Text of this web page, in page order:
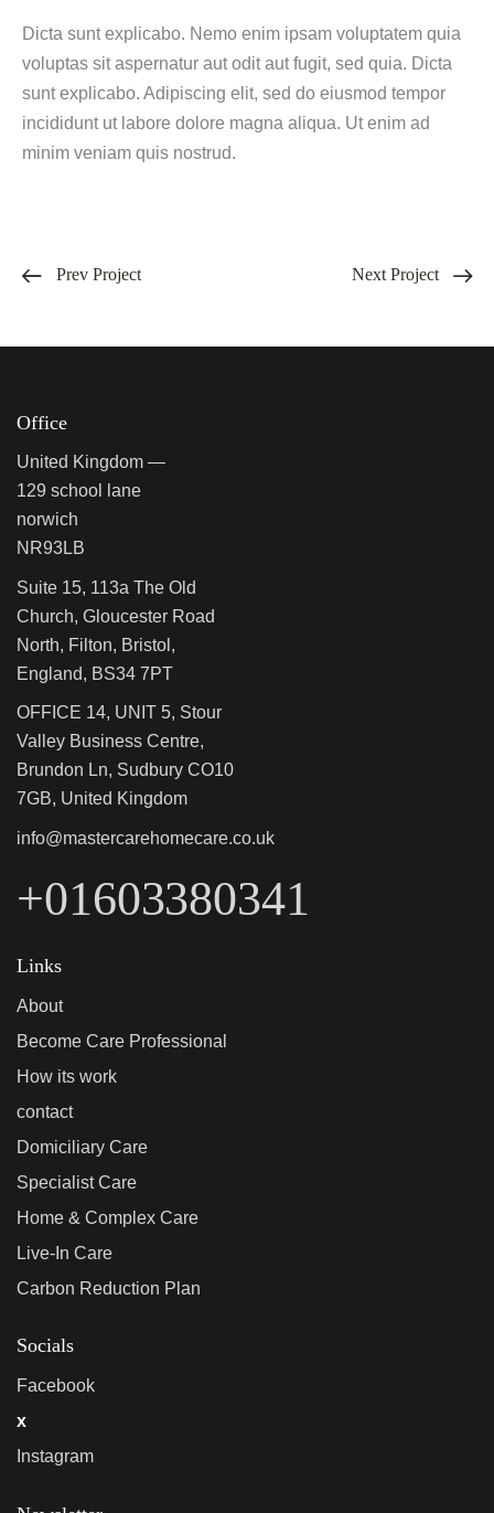
Dicta sunt explicabo. Nemo enim ipsam voluptatem quia
voluptas sit aspernatur aut odit aut fugit, sed quia. Dicta
sunt explicabo. Adipiscing elit, sed do eiusmod tempor
incididunt ut labore dolore magna aliqua. Ut enim ad
minim veniam quis nostrud.
Prev Project Next Project
Office
United Kingdom —
129 school lane
norwich
NR93LB
Suite 15, 113a The Old
Church, Gloucester Road
North, Filton, Bristol,
England, BS34 7PT
OFFICE 14, UNIT 5, Stour
Valley Business Centre,
Brundon Ln, Sudbury CO10
7GB, United Kingdom
info@mastercarehomecare.co.uk
+01603380341
Links
About
Become Care Professional
How its work
contact
Domiciliary Care
Specialist Care
Home & Complex Care
Live-In Care
Carbon Reduction Plan
Socials
Facebook
x
Instagram